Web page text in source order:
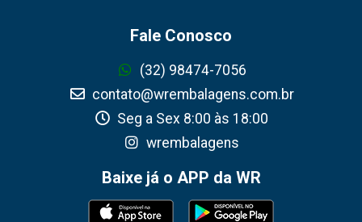
Fale Conosco
(32) 98474-7056
contato@wrembalagens.com.br
Seg a Sex 8:00 às 18:00
wrembalagens
Baixe já o APP da WR